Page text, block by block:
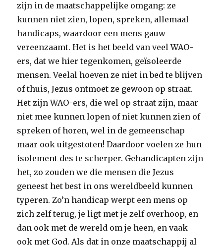
zijn in de maatschappelijke omgang: ze
kunnen niet zien, lopen, spreken, allemaal
handicaps, waardoor een mens gauw
vereenzaamt. Het is het beeld van veel WAO-
ers, dat we hier tegenkomen, geïsoleerde
mensen. Veelal hoeven ze niet in bed te blijven
of thuis, Jezus ontmoet ze gewoon op straat.
Het zijn WAO-ers, die wel op straat zijn, maar
niet mee kunnen lopen of niet kunnen zien of
spreken of horen, wel in de gemeenschap
maar ook uitgestoten! Daardoor voelen ze hun
isolement des te scherper. Gehandicapten zijn
het, zo zouden we die mensen die Jezus
geneest het best in ons wereldbeeld kunnen
typeren. Zo’n handicap werpt een mens op
zich zelf terug, je ligt met je zelf overhoop, en
dan ook met de wereld om je heen, en vaak
ook met God. Als dat in onze maatschappij al